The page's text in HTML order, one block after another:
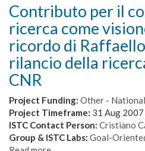
Contributo per il
ricerca come
ricordo di
rilancio della
CNR
Project Funding: Other - National
Project Timeframe: 31 Aug 2007
ISTC Contact Person: Cristiano
Group & ISTC Labs: Goal-